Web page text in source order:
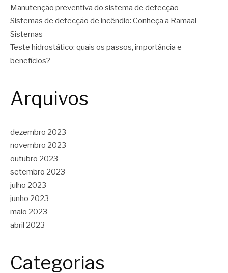
Manutenção preventiva do sistema de detecção
Sistemas de detecção de incêndio: Conheça a Ramaal
Sistemas
Teste hidrostático: quais os passos, importância e
benefícios?
Arquivos
dezembro 2023
novembro 2023
outubro 2023
setembro 2023
julho 2023
junho 2023
maio 2023
abril 2023
Categorias